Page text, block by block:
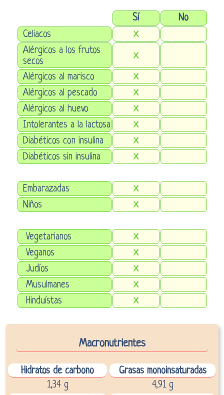
Sí
No
Celiacos
X
Alérgicos a los frutos
secos
X
Alérgicos al marisco X
Alérgicos al pescado X
Alérgicos al huevo X
Intolerantes a la lactosa X
Diabéticos con insulina X
Diabéticos sin insulina X
Embarazadas X
Niños X
Vegetarianos X
Veganos X
Judíos X
Musulmanes X
Hinduístas X
Macronutrientes
Hidratos de carbono
Grasas monoinsaturadas
1,34 g
4,91 g